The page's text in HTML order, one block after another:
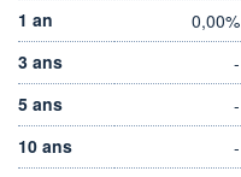
1 an
0,00%
3 ans
-
5 ans
-
10 ans
-